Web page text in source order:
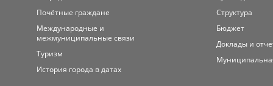
Почётные граждане
Международные и
межмуниципальные связи
Туризм
История города в датах
Структура
Бюджет
Доклады и